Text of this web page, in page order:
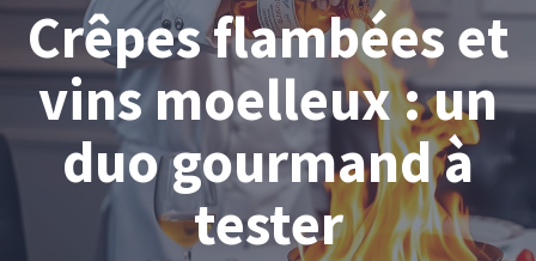
Crêpes flambées et
vins moelleux : un
duo gourmand à
tester